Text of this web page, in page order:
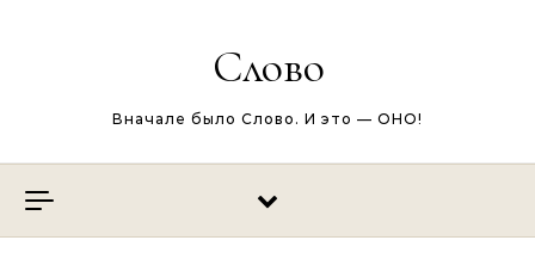
Слово
Вначале было Слово. И это — ОНО!